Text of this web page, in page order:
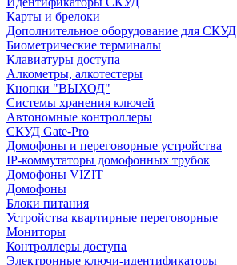
Карты и брелоки
Дополнительное оборудование для СКУД
Биометрические терминалы
Клавиатуры доступа
Алкометры, алкотестеры
Кнопки "ВЫХОД"
Системы хранения ключей
Автономные контроллеры
СКУД Gate-Pro
Домофоны и переговорные устройства
IP-коммутаторы домофонных трубок
Домофоны VIZIT
Домофоны
Блоки питания
Устройства квартирные переговорные
Мониторы
Контроллеры доступа
Электронные ключи-идентификаторы